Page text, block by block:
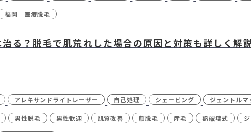
福岡 医療脱毛
る？脱毛で肌荒れした場合の原因と対策も詳しく解
アレキサンドライトレーザー 自己処理 シェービング ジェントルマ
男性脱毛 男性歓迎 肌質改善 顏脱毛 産毛 熱破壊式